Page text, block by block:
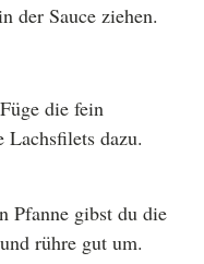
der Sauce ziehen.
die fein
Lachsfilets dazu.
Pfanne gibst du die
rühre gut um.